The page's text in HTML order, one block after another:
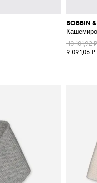
BOBBIN
10 101,92 ₽
9 091,06 ₽